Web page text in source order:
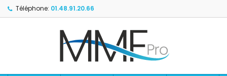
Téléphone: 01.48.91.20.66